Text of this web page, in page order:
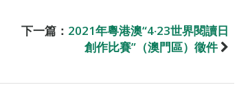
下一篇： 2021年粵港澳“4‧23世界閱讀日
創作比賽”（澳門區）徵件